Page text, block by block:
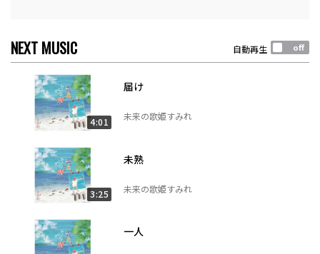
NEXT MUSIC 自動再生
4:01
届け
未来の歌姫すみれ
3:25
未熟
未来の歌姫すみれ
一人